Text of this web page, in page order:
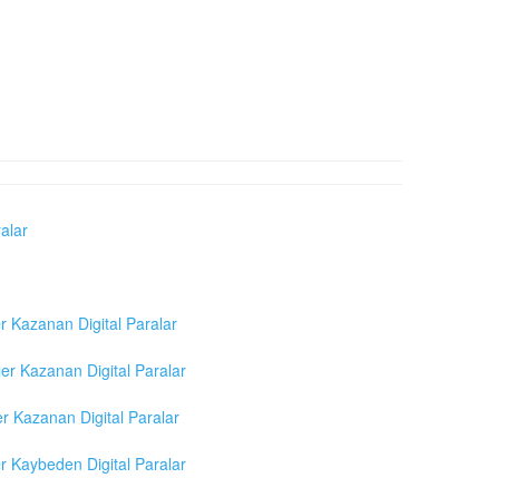
Kazanan Digital Paralar
Kazanan Digital Paralar
Kazanan Digital Paralar
Kaybeden Digital Paralar